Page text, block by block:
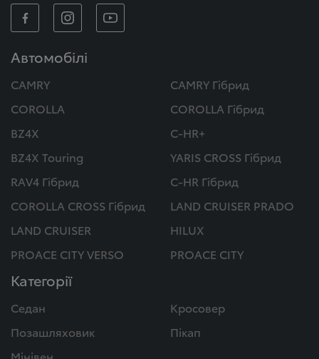
Автомобілі
CAMRY
CAMRY Гібрид
COROLLA
COROLLA Гібрид
BZ4X
C-HR+
BZ4X Touring
YARIS CROSS Гібрид
RAV4 Гібрид
C-HR Гібрид
COROLLA CROSS Гібрид
LAND CRUISER PRADO
LAND CRUISER
HILUX
PROACE CITY VERSO
PROACE CITY
Категорії
Седан
Кросовер
Позашляховик
Пікап